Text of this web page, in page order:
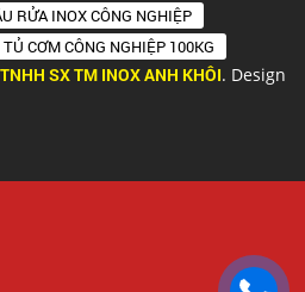
RỬA INOX CÔNG NGHIỆP
TỦ CƠM CÔNG NGHIỆP 100KG
SX TM INOX ANH KHÔI. Design